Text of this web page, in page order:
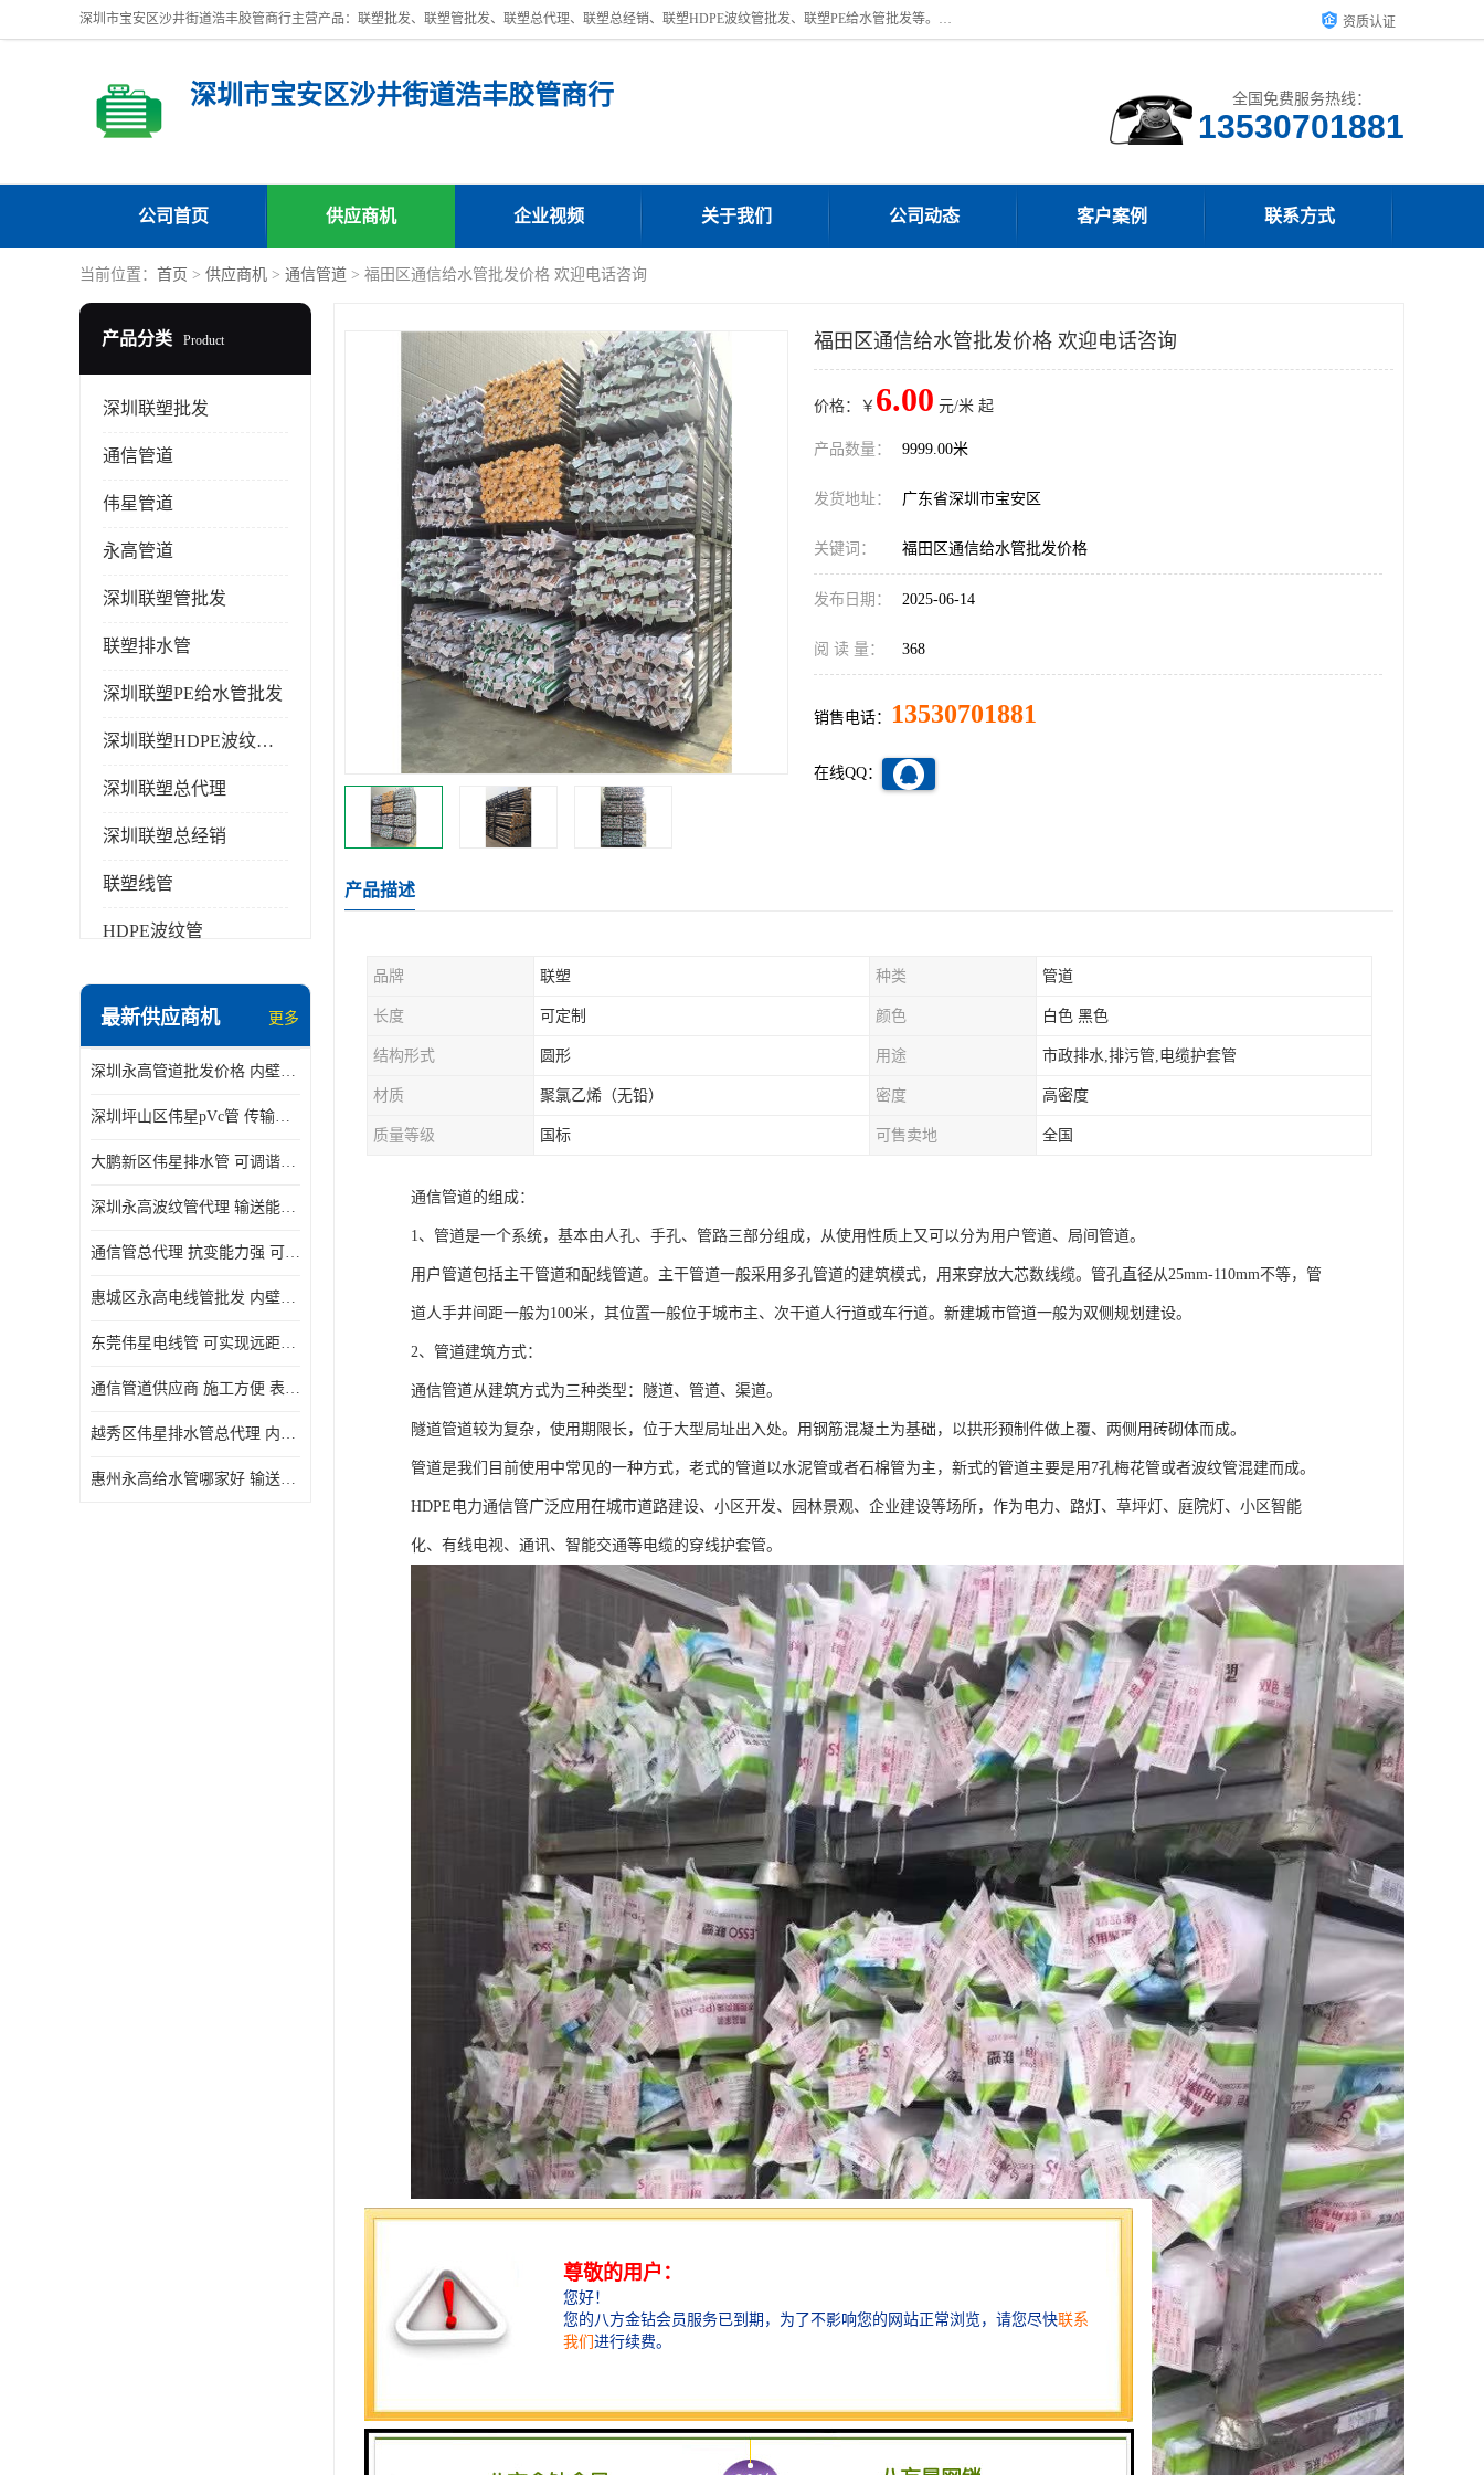
深圳市宝安区沙井街道浩丰胶管商行主营产品：联塑批发、联塑管批发、联塑总代理、联塑总经销、联塑HDPE波纹管批发、联塑PE给水管批发等。凭借服务以及多年的勤奋拼搏，发展成为一家销售各种管材管件，绝缘电工套管及配件等系列产品的贸易公司。公司秉承“顾客至上，锐意进取”的经营理念，坚持“客户至上”原则为广大客户提供的服务。欢迎惠顾！ 资质认证
深圳市宝安区沙井街道浩丰胶管商行 全国免费服务热线：
公司首页 供应商机 企业视频 关于我们 公司动态 客户案例 联系方式
当前位置： 首页 > 供应商机 > 通信管道 > 福田区通信给水管批发价格 欢迎电话咨询
产品分类 Product
深圳联塑批发
通信管道
伟星管道
永高管道
深圳联塑管批发
联塑排水管
深圳联塑PE给水管批发
深圳联塑HDPE波纹管批发
深圳联塑总代理
深圳联塑总经销
联塑线管
HDPE波纹管
最新供应商机 更多
深圳永高管道批发价格 内壁光滑 抗震性能好
深圳坪山区伟星pVc管 传输损耗小 频率稳定性好
大鹏新区伟星排水管 可调谐性好 大功率 效率高
深圳永高波纹管代理 输送能力强 可以承受高温
通信管总代理 抗变能力强 可耐强震 扭曲
惠城区永高电线管批发 内壁光滑 抗震性能好
东莞伟星电线管 可实现远距离通信 频率稳定性好
通信管道供应商 施工方便 表面电阻系数大
越秀区伟星排水管总代理 内部表面光滑 大功率 效率高
惠州永高给水管哪家好 输送能力强 方便施工和运输
福田区通信给水管批发价格 欢迎电话咨询
价格：￥ 6.00 元/米 起
产品数量： 9999.00米
发货地址： 广东省深圳市宝安区
关键词： 福田区通信给水管批发价格
发布日期： 2025-06-14
阅 读 量： 368
销售电话： 13530701881
在线QQ：
产品描述
品牌 联塑 种类 管道
长度 可定制 颜色 白色 黑色
结构形式 圆形 用途 市政排水,排污管,电缆护套管
材质 聚氯乙烯（无铅） 密度 高密度
质量等级 国标 可售卖地 全国
通信管道的组成：
1、管道是一个系统，基本由人孔、手孔、管路三部分组成，从使用性质上又可以分为用户管道、局间管道。
用户管道包括主干管道和配线管道。主干管道一般采用多孔管道的建筑模式，用来穿放大芯数线缆。管孔直径从25mm-110mm不等，管
道人手井间距一般为100米，其位置一般位于城市主、次干道人行道或车行道。新建城市管道一般为双侧规划建设。
2、管道建筑方式：
通信管道从建筑方式为三种类型：隧道、管道、渠道。
隧道管道较为复杂，使用期限长，位于大型局址出入处。用钢筋混凝土为基础，以拱形预制件做上覆、两侧用砖砌体而成。
管道是我们目前使用中常见的一种方式，老式的管道以水泥管或者石棉管为主，新式的管道主要是用7孔梅花管或者波纹管混建而成。
HDPE电力通信管广泛应用在城市道路建设、小区开发、园林景观、企业建设等场所，作为电力、路灯、草坪灯、庭院灯、小区智能
化、有线电视、通讯、智能交通等电缆的穿线护套管。